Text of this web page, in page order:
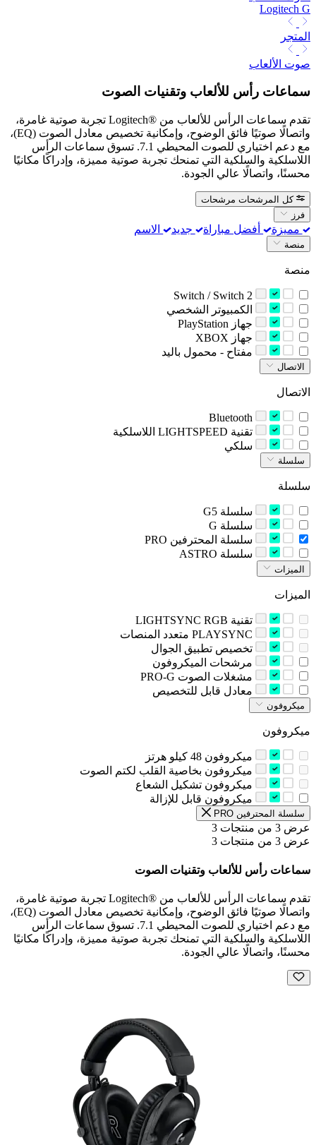
Logitech G
المتجر
صوت الألعاب
سماعات رأس للألعاب وتقنيات الصوت
تقدم سماعات الرأس للألعاب من Logitech®‎ تجربة صوتية غامرة،
واتصالًا صوتيًا فائق الوضوح، وإمكانية تخصيص معادل الصوت (EQ)،
مع دعم اختياري للصوت المحيطي 7.1. تسوق سماعات الرأس
اللاسلكية والسلكية التي تمنحك تجربة صوتية مميزة، وإدراكًا مكانيًا
محسنًا، واتصالًا عالي الجودة.
كل المرشحات مرشحات
فرز
مميزة أفضل مباراة جديد الاسم
منصة
منصة
‫الكمبيوتر الشخصي‬
‫مفتاح - محمول باليد‬
الاتصال
الاتصال
‫سلكي‬
سلسلة
سلسلة
الميزات
الميزات
تقنية LIGHTSYNC RGB
‫تخصيص تطبيق الجوال‬
‫مرشحات الميكروفون‬
‫معادل قابل للتخصيص‬
ميكروفون
ميكروفون
‫ميكروفون بخاصية القلب لكتم الصوت‬
‫ميكروفون تشكيل الشعاع‬
‫ميكروفون قابل للإزالة‬
‫سلسلة المحترفين‬ PRO
عرض 3 من منتجات 3
عرض 3 من منتجات 3
سماعات رأس للألعاب وتقنيات الصوت
تقدم سماعات الرأس للألعاب من Logitech®‎ تجربة صوتية غامرة،
واتصالًا صوتيًا فائق الوضوح، وإمكانية تخصيص معادل الصوت (EQ)،
مع دعم اختياري للصوت المحيطي 7.1. تسوق سماعات الرأس
اللاسلكية والسلكية التي تمنحك تجربة صوتية مميزة، وإدراكًا مكانيًا
محسنًا، واتصالًا عالي الجودة.